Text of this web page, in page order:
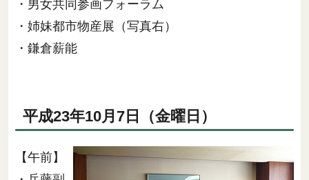
・男女共同参画フォーラム
・姉妹都市物産展（写真右）
・鎌倉薪能
平成23年10月7日（金曜日）
【午前】